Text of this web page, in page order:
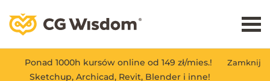
Zamknij
Ponad 1000h kursów online od 149 zł/mies.!
Sketchup, Archicad, Revit, Blender i inne!